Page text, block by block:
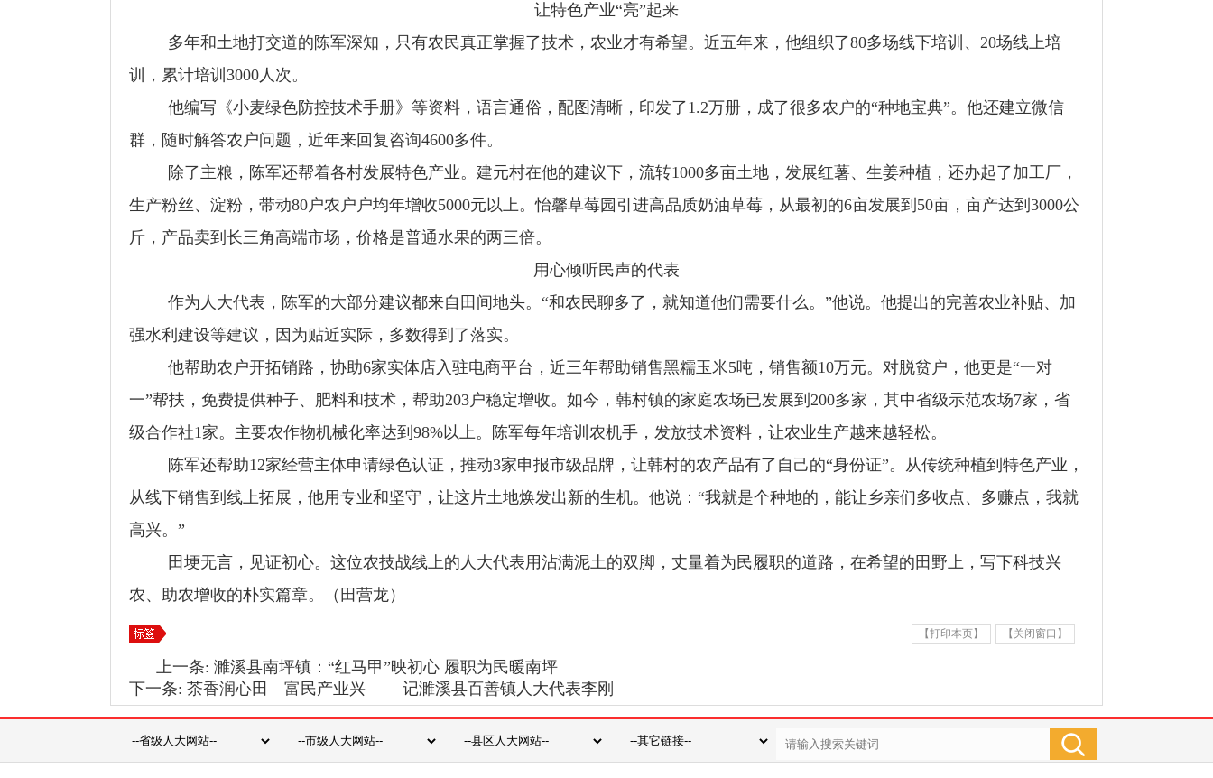
让特色产业“亮”起来
多年和土地打交道的陈军深知，只有农民真正掌握了技术，农业才有希望。近五年来，他组织了80多场线下培训、 20场线上培
训，累计培训 3000人次。
他编写《小麦绿色防控技术手册》等资料，语言通俗，配图清晰，印发了1.2万册，成了很多农户的“种地宝典”。他还建立微信
群，随时解答农户问题，近年来回复咨询4600多件。
除了主粮，陈军还帮着各村发展特色产业。建元村在他的建议下，流转1000多亩土地，发展红薯、生姜种植，还办起了加工厂，
生产粉丝、淀粉，带动80户农户户均年增收5000元以上。怡馨草莓园引进高品质奶油草莓，从最初的6亩发展到 50亩，亩产达到 3000公
斤，产品卖到长三角高端市场，价格是普通水果的两三倍。
用心倾听民声的代表
作为人大代表，陈军的大部分建议都来自田间地头。 “和农民聊多了，就知道他们需要什么。 ”他说。他提出的完善农业补贴、加
强水利建设等建议，因为贴近实际，多数得到了落实。
他帮助农户开拓销路，协助6家实体店入驻电商平台，近三年帮助销售黑糯玉米5吨，销售额10万元。对脱贫户，他更是“一对
一”帮扶，免费提供种子、肥料和技术，帮助203户稳定增收。如今，韩村镇的家庭农场已发展到 200多家，其中省级示范农场7家，省
级合作社1家。主要农作物机械化率达到 98%以上。陈军每年培训农机手，发放技术资料，让农业生产越来越轻松。
陈军还帮助12家经营主体申请绿色认证，推动3家申报市级品牌，让韩村的农产品有了自己的“身份证”。从传统种植到特色产业，
从线下销售到线上拓展，他用专业和坚守，让这片土地焕发出新的生机。他说： “我就是个种地的，能让乡亲们多收点、多赚点，我就
高兴。 ”
田埂无言，见证初心。这位农技战线上的人大代表用沾满泥土的双脚，丈量着为民履职的道路，在希望的田野上，写下科技兴
农、助农增收的朴实篇章。
（田营龙）
【打印本页】 【关闭窗口】
上一条: 濉溪县南坪镇：“红马甲”映初心 履职为民暖南坪
下一条: 茶香润心田 富民产业兴 ——记濉溪县百善镇人大代表李刚